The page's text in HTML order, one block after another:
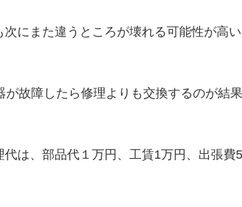
にまた違うところが壊れる可能性が高
が故障したら修理よりも交換するのが結
は、部品代１万円、工賃1万円、出張費